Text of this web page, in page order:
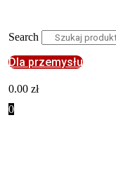
Search
Dla przemysłu
0.00zł
0